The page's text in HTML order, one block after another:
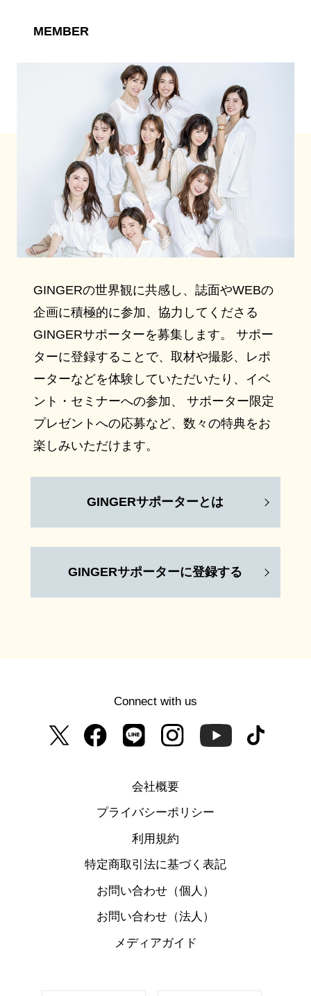
MEMBER
GINGERの世界観に共感し、誌面やWEBの
企画に積極的に参加、協力してくださる
GINGERサポーターを募集します。 サポー
ターに登録することで、取材や撮影、レポ
ーターなどを体験していただいたり、イベ
ント・セミナーへの参加、 サポーター限定
プレゼントへの応募など、数々の特典をお
楽しみいただけます。
GINGERサポーターとは
GINGERサポーターに登録する
Connect with us
会社概要
プライバシーポリシー
利用規約
特定商取引法に基づく表記
お問い合わせ（個人）
お問い合わせ（法人）
メディアガイド